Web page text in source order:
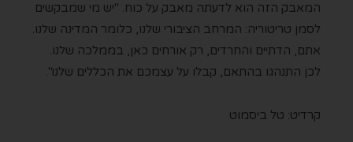
המאבק הזה הוא לדעתה מאבק על כוח. "יש מי שמבקשים
לסמן טריטוריה: המרחב הציבורי שלנו, כלומר המדינה שלנו.
אתם, הדתיים והחרדים, רק אורחים כאן, בממלכה שלנו.
לכן התנהגו בהתאם, קבלו על עצמכם את הכללים שלנו".
קרדיט: טל ביסמוט